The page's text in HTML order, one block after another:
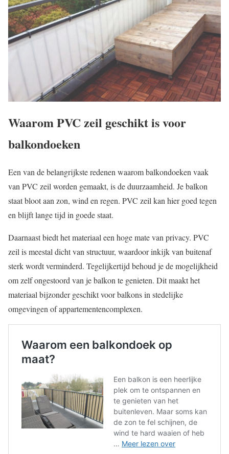
Waarom PVC zeil geschikt is voor
balkondoeken
Een van de belangrijkste redenen waarom balkondoeken vaak
van PVC zeil worden gemaakt, is de duurzaamheid. Je balkon
staat bloot aan zon, wind en regen. PVC zeil kan hier goed tegen
en blijft lange tijd in goede staat.
Daarnaast biedt het materiaal een hoge mate van privacy. PVC
zeil is meestal dicht van structuur, waardoor inkijk van buitenaf
sterk wordt verminderd. Tegelijkertijd behoud je de mogelijkheid
om zelf ongestoord van je balkon te genieten. Dit maakt het
materiaal bijzonder geschikt voor balkons in stedelijke
omgevingen of appartementencomplexen.